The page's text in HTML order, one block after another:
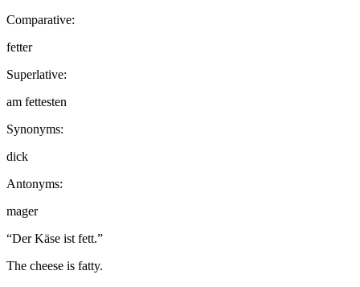
Comparative:
fetter
Superlative:
am fettesten
Synonyms:
dick
Antonyms:
mager
“Der Käse ist fett.”
The cheese is fatty.